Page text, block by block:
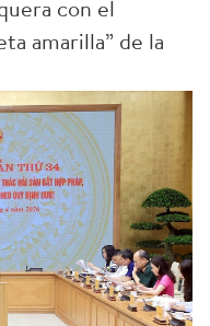
con el
amarilla” de la